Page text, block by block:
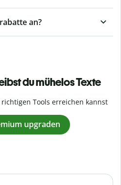
an?
du mühelos Texte
Tools erreichen kannst
upgraden